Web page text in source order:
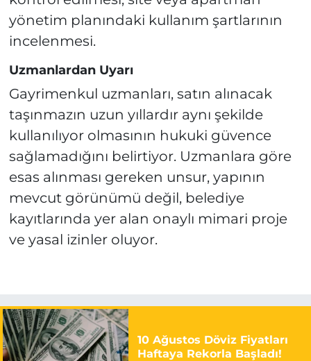
yönetim planındaki kullanım şartlarının
incelenmesi.
Uzmanlardan Uyarı
Gayrimenkul uzmanları, satın alınacak
taşınmazın uzun yıllardır aynı şekilde
kullanılıyor olmasının hukuki güvence
sağlamadığını belirtiyor. Uzmanlara göre
esas alınması gereken unsur, yapının
mevcut görünümü değil, belediye
kayıtlarında yer alan onaylı mimari proje
ve yasal izinler oluyor.
10 Ağustos Döviz Fiyatları
Haftaya Rekorla Başladı!